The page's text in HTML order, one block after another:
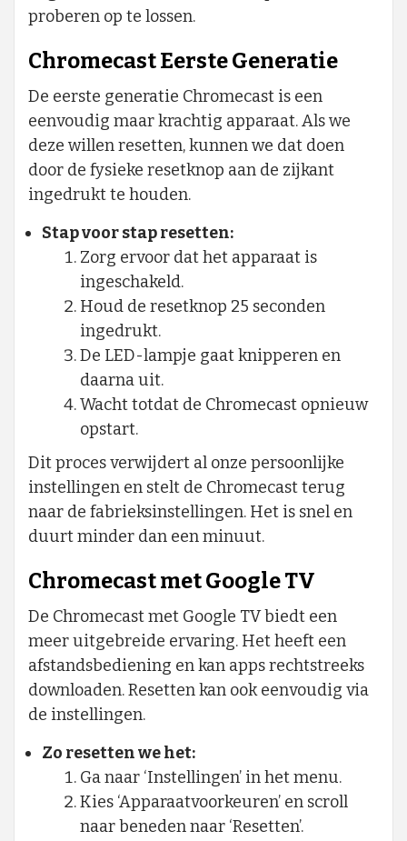
proberen op te lossen.
Chromecast Eerste Generatie
De eerste generatie Chromecast is een
eenvoudig maar krachtig apparaat. Als we
deze willen resetten, kunnen we dat doen
door de fysieke resetknop aan de zijkant
ingedrukt te houden.
Stap voor stap resetten:
Zorg ervoor dat het apparaat is
ingeschakeld.
Houd de resetknop 25 seconden
ingedrukt.
De LED-lampje gaat knipperen en
daarna uit.
Wacht totdat de Chromecast opnieuw
opstart.
Dit proces verwijdert al onze persoonlijke
instellingen en stelt de Chromecast terug
naar de fabrieksinstellingen. Het is snel en
duurt minder dan een minuut.
Chromecast met Google TV
De Chromecast met Google TV biedt een
meer uitgebreide ervaring. Het heeft een
afstandsbediening en kan apps rechtstreeks
downloaden. Resetten kan ook eenvoudig via
de instellingen.
Zo resetten we het:
Ga naar ‘Instellingen’ in het menu.
Kies ‘Apparaatvoorkeuren’ en scroll
naar beneden naar ‘Resetten’.